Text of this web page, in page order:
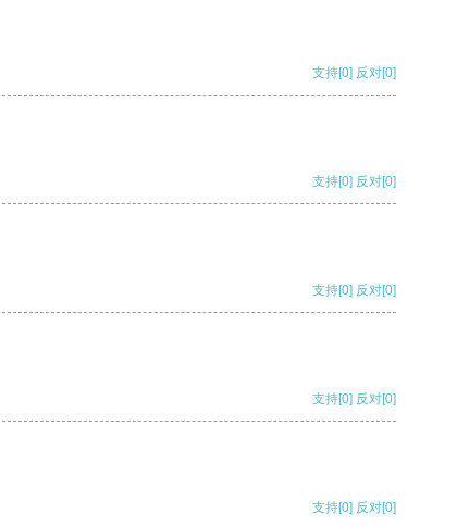
支持[0] 反对[0]
支持[0] 反对[0]
支持[0] 反对[0]
支持[0] 反对[0]
支持[0] 反对[0]